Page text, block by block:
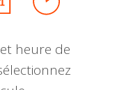
heure de